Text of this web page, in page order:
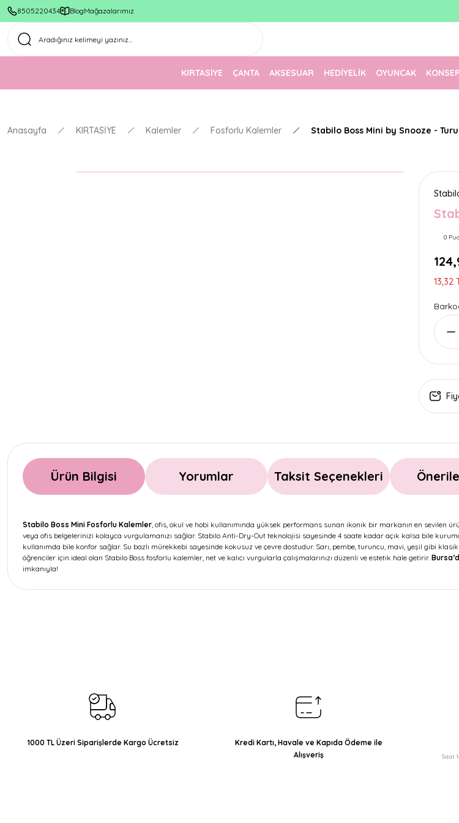
8505220434 BlogMağazalarımız
1500 TL Üzeri Ücretsiz
KIRTASİYE ÇANTA AKSESUAR HEDİYELİK OYUNCAK
Anasayfa KIRTASİYE Kalemler Fosforlu Kalemler Stabilo Boss Mini by Snooze -
0
13,32
Ürün Bilgisi Yorumlar Taksit Seçenekleri
Stabilo Boss Mini Fosforlu Kalemler, ofis, okul ve hobi kullanımında yüksek performans sunan ikonik bir markanın en sevilen
veya ofis belgelerinizi kolayca vurgulamanızı sağlar. Stabilo Anti-Dry-Out teknolojisi sayesinde 4 saate kadar açık kalsa bile
kullanımda bile konfor sağlar. Su bazlı mürekkebi sayesinde kokusuz ve çevre dostudur. Sarı, pembe, turuncu, mavi, yeşil gibi
öğrenciler için ideal olan Stabilo Boss fosforlu kalemler, net ve kalıcı vurgularla çalışmalarınızı düzenli ve estetik hale getirir.
imkanıyla!
Ürün fiyatı diğer sitelerden daha pahalı.
Bu ürüne benzer farklı alternatifler olmalı.
1000 TL Üzeri Siparişlerde Kargo Ücretsiz
Kredi Kartı, Havale ve Kapıda Ödeme ile
Alışveriş
Saat